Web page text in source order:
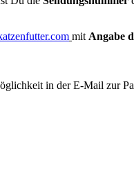
mit Angabe
in der E-Mail zur